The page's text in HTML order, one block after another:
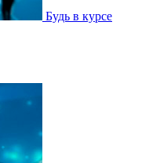
Будь в курсе